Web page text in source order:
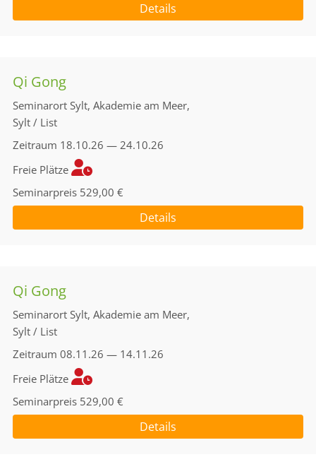
Details
Qi Gong
Seminarort Sylt, Akademie am Meer,
Sylt / List
Zeitraum 18.10.26 — 24.10.26
Freie Plätze
Seminarpreis 529,00 €
Details
Qi Gong
Seminarort Sylt, Akademie am Meer,
Sylt / List
Zeitraum 08.11.26 — 14.11.26
Freie Plätze
Seminarpreis 529,00 €
Details